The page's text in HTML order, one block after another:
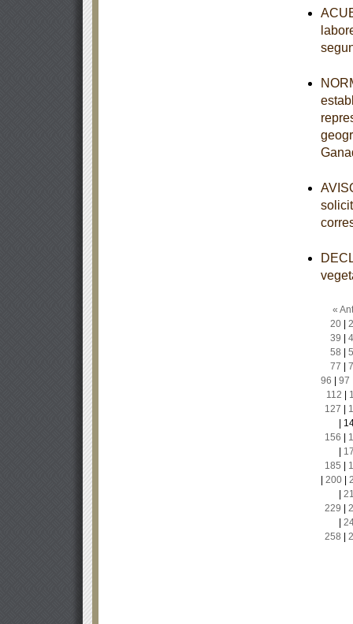
«
20|
39
58
77
96
97
112
127
156
185
200|
229
258